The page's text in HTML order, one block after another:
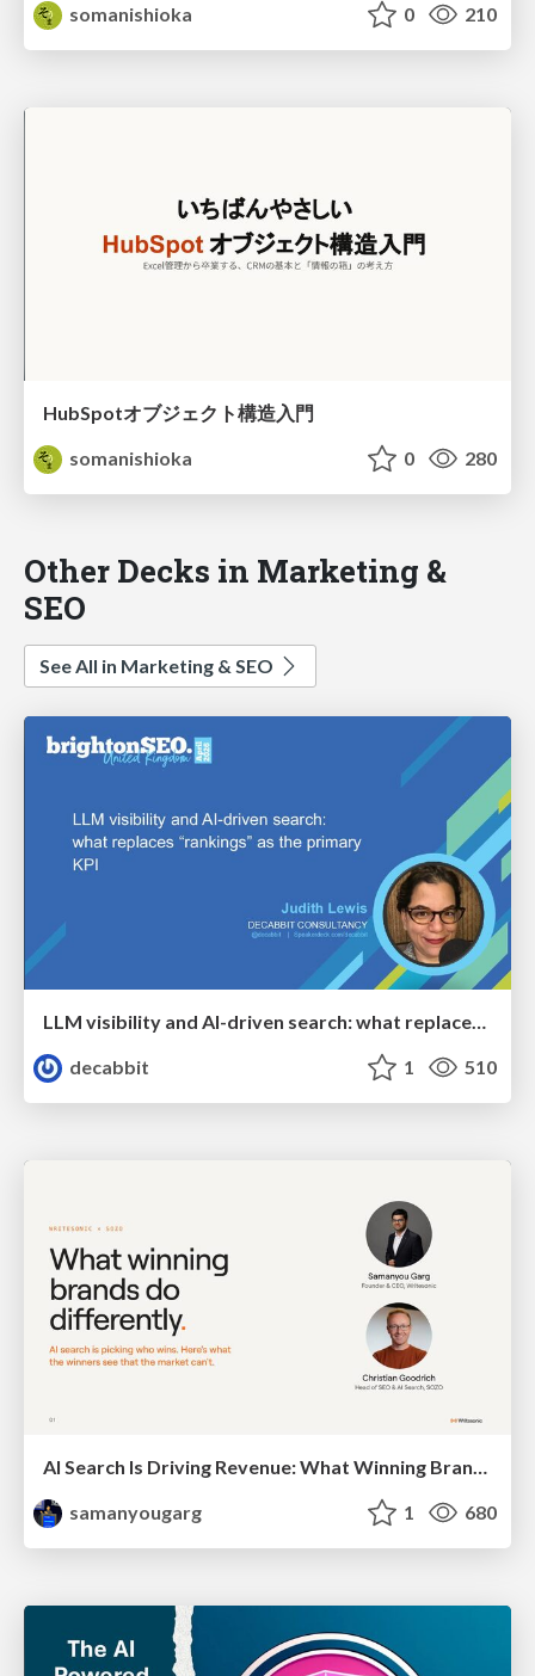
somanishioka
0 210
HubSpotオブジェクト構造入門
somanishioka
0 280
Other Decks in Marketing &
SEO
See All in Marketing & SEO
LLM visibility and AI-driven search: what replaces “rankings” as the primary KPI - BrightonSEO April 2026
decabbit
1 510
AI Search Is Driving Revenue: What Winning Brands Do Differently
samanyougarg
1 680